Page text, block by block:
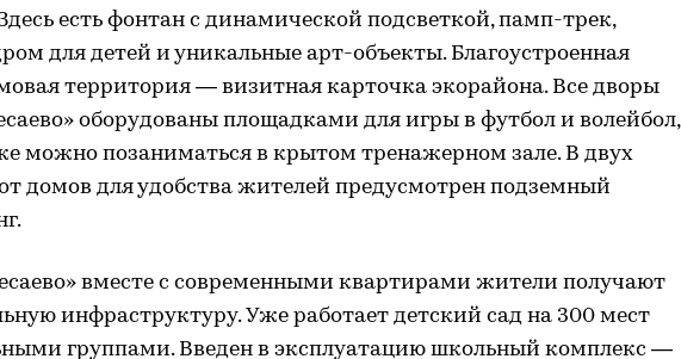
есть фонтан с динамической подсветкой, памп-трек,
для детей и уникальные арт-объекты. Благоустроенная
территория — визитная карточка экорайона. Все дворы
оборудованы площадками для игры в футбол и волейбол,
можно позаниматься в крытом тренажерном зале. В двух
домов для удобства жителей предусмотрен подземный
вместе с современными квартирами жители получают
инфраструктуру. Уже работает детский сад на 300 мест
группами. Введен в эксплуатацию школьный комплекс —